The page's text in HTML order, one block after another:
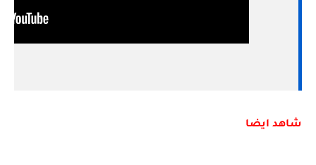
شاهد ايضا